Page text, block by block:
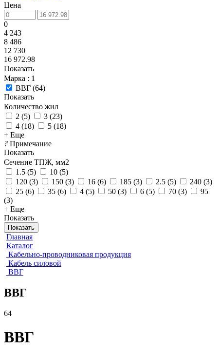
Цена
0
4 243
8 486
12 730
16 972.98
Показать
Марка : 1
ВВГ (64)
Показать
Количество жил
2 (5) 3 (23)
4 (18) 5 (18)
+ Еще
? Примечание
Показать
Сечение ТПЖ, мм2
1.5 (5) 10 (5)
120 (3) 150 (3) 16 (6) 185 (3) 2.5 (5) 240 (3)
25 (6) 35 (6) 4 (5) 50 (3) 6 (5) 70 (3)
95
(3)
+ Еще
Показать
Показать
Главная
Каталог
Кабельно-проводниковая продукция
Кабель силовой
ВВГ
ВВГ
64
ВВГ